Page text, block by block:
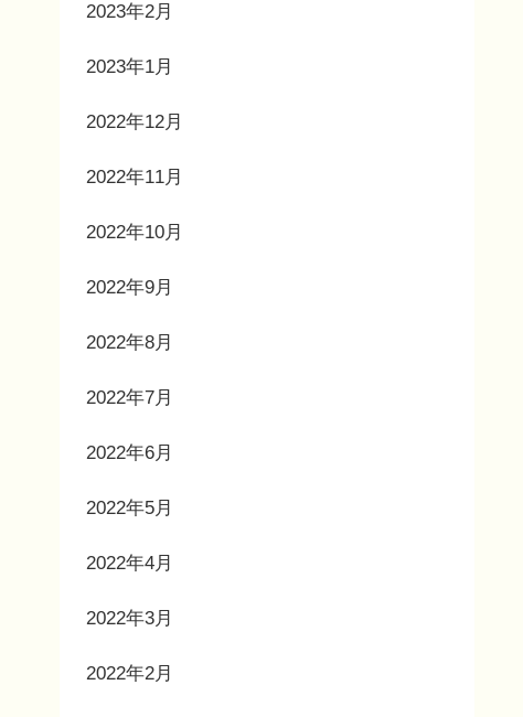
2023年2月
2023年1月
2022年12月
2022年11月
2022年10月
2022年9月
2022年8月
2022年7月
2022年6月
2022年5月
2022年4月
2022年3月
2022年2月